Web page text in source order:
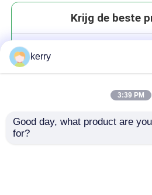
Krijg de beste
kerry
3:39 PM
Good day, what product are
for?